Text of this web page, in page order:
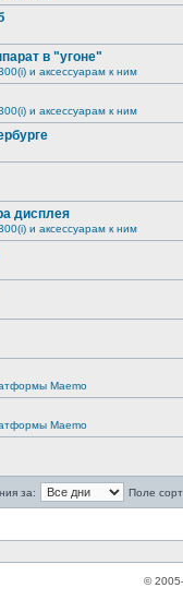
в "угоне"
и аксессуарам к ним
и аксессуарам к ним
дисплея
и аксессуарам к ним
Maemo
Maemo
за:
Поле
©